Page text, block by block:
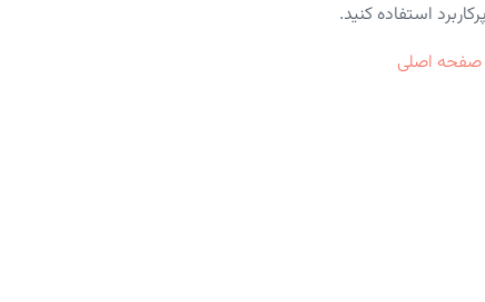
پرکاربرد استفاده کنید.
صفحه اصلی